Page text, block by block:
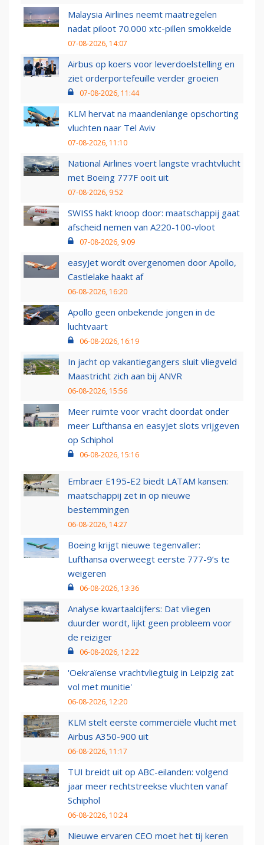
Malaysia Airlines neemt maatregelen
nadat piloot 70.000 xtc-pillen smokkelde
07-08-2026, 14:07
Airbus op koers voor leverdoelstelling en
ziet orderportefeuille verder groeien
07-08-2026, 11:44
KLM hervat na maandenlange opschorting
vluchten naar Tel Aviv
07-08-2026, 11:10
National Airlines voert langste vrachtvlucht
met Boeing 777F ooit uit
07-08-2026, 9:52
SWISS hakt knoop door: maatschappij gaat
afscheid nemen van A220-100-vloot
07-08-2026, 9:09
easyJet wordt overgenomen door Apollo,
Castlelake haakt af
06-08-2026, 16:20
Apollo geen onbekende jongen in de
luchtvaart
06-08-2026, 16:19
In jacht op vakantiegangers sluit vliegveld
Maastricht zich aan bij ANVR
06-08-2026, 15:56
Meer ruimte voor vracht doordat onder
meer Lufthansa en easyJet slots vrijgeven
op Schiphol
06-08-2026, 15:16
Embraer E195-E2 biedt LATAM kansen:
maatschappij zet in op nieuwe
bestemmingen
06-08-2026, 14:27
Boeing krijgt nieuwe tegenvaller:
Lufthansa overweegt eerste 777-9’s te
weigeren
06-08-2026, 13:36
Analyse kwartaalcijfers: Dat vliegen
duurder wordt, lijkt geen probleem voor
de reiziger
06-08-2026, 12:22
'Oekraïense vrachtvliegtuig in Leipzig zat
vol met munitie'
06-08-2026, 12:20
KLM stelt eerste commerciële vlucht met
Airbus A350-900 uit
06-08-2026, 11:17
TUI breidt uit op ABC-eilanden: volgend
jaar meer rechtstreekse vluchten vanaf
Schiphol
06-08-2026, 10:24
Nieuwe ervaren CEO moet het tij keren